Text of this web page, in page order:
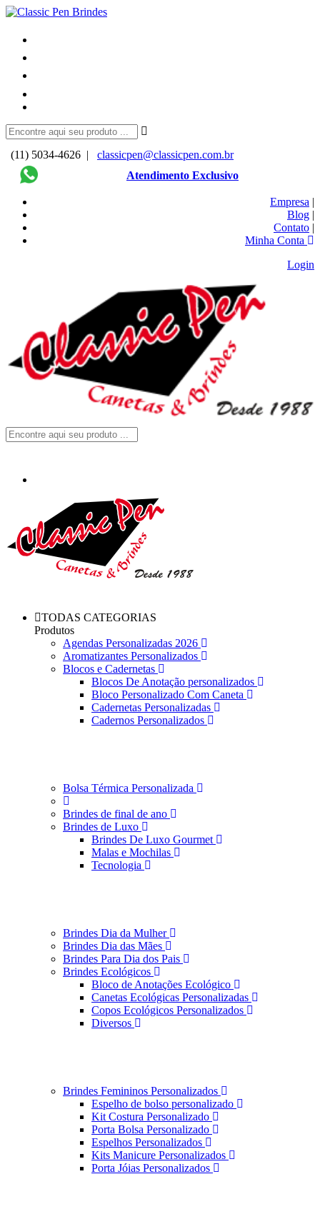
(11) 5034-4626 |
classicpen@classicpen.com.br
Atendimento Exclusivo
Empresa |
Blog |
Contato |
Minha Conta
Login
TODAS CATEGORIAS
Produtos
Agendas Personalizadas 2026
Aromatizantes Personalizados
Blocos e Cadernetas
Blocos De Anotação personalizados
Bloco Personalizado Com Caneta
Cadernetas Personalizadas
Cadernos Personalizados
Bolsa Térmica Personalizada
Brindes de final de ano
Brindes de Luxo
Brindes De Luxo Gourmet
Malas e Mochilas
Tecnologia
Brindes Dia da Mulher
Brindes Dia das Mães
Brindes Para Dia dos Pais
Brindes Ecológicos
Bloco de Anotações Ecológico
Canetas Ecológicas Personalizadas
Copos Ecológicos Personalizados
Diversos
Brindes Femininos Personalizados
Espelho de bolso personalizado
Kit Costura Personalizado
Porta Bolsa Personalizado
Espelhos Personalizados
Kits Manicure Personalizados
Porta Jóias Personalizados